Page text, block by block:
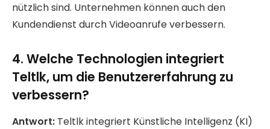
nützlich sind. Unternehmen können auch den
Kundendienst durch Videoanrufe verbessern.
4. Welche Technologien integriert
Teltlk, um die Benutzererfahrung zu
verbessern?
Antwort: Teltlk integriert Künstliche Intelligenz (KI)